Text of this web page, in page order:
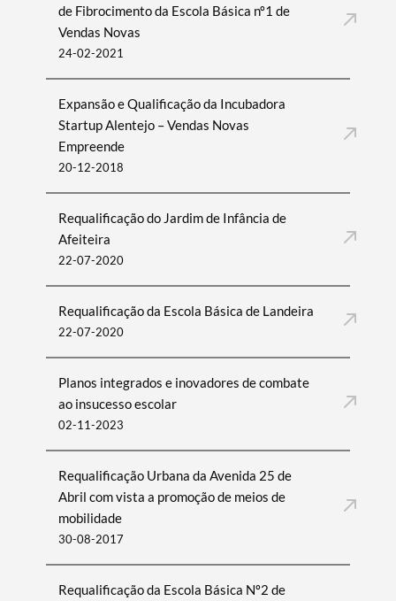
Termo de Pesquisa
Filtros
de Fibrocimento da Escola Básica nº1 de
Vendas Novas
24-02-2021
Expansão e Qualificação da Incubadora
Startup Alentejo – Vendas Novas
Empreende
20-12-2018
Requalificação do Jardim de Infância de
Afeiteira
22-07-2020
Requalificação da Escola Básica de Landeira
22-07-2020
Planos integrados e inovadores de combate
ao insucesso escolar
02-11-2023
Requalificação Urbana da Avenida 25 de
Abril com vista a promoção de meios de
mobilidade
30-08-2017
Requalificação da Escola Básica Nº2 de